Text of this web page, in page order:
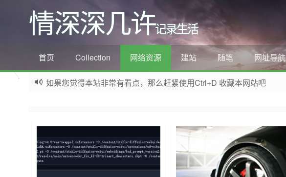
情深深几许记录生活
首页 Collection 网络资源 建站 随笔 网址导航
如果您觉得本站非常有看点，那么赶紧使用Ctrl+D 收藏本网站吧